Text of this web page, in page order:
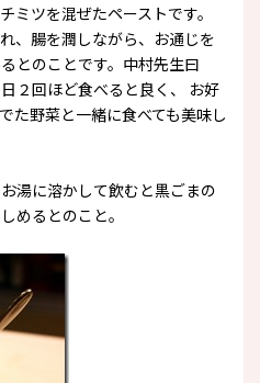
ミツを混ぜたペーストです。
、腸を潤しながら、お通じを
とのことです。中村先生曰
２回ほど食べると良く、 お好
た野菜と一緒に食べても美味し
湯に溶かして飲むと黒ごまの
めるとのこと。